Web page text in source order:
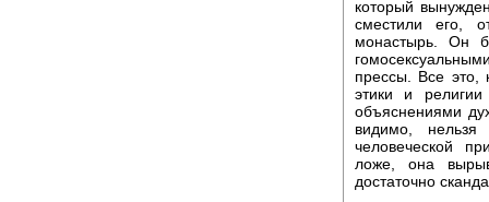
который
сместили его,
монастырь. Он
прессы. Все это,
этики и
объяснениями
видимо,
человеческой
ложе, она
достаточно